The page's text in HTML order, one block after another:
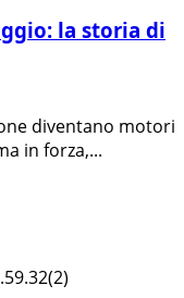
la storia di
diventano motori
in forza,...